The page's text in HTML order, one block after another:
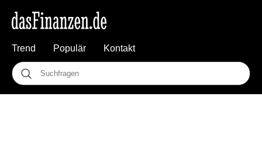
Trend Populär Kontakt